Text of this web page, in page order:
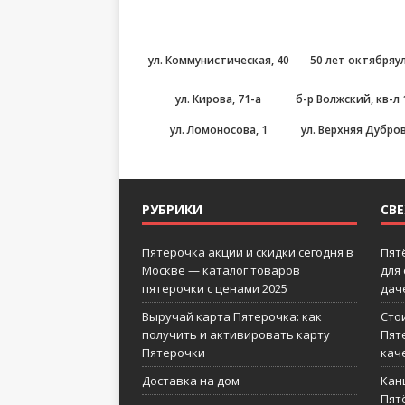
ул. Коммунистическая, 40 50 лет
ул. Кирова, 71-а
б-р Волжский, кв-л
ул. Ломоносова, 1
ул. Верхняя
РУБРИКИ
Пятерочка акции и скидки сегодня в
Москве — каталог товаров
пятерочки с ценами 2025
Выручай карта Пятерочка: как
получить и активировать карту
Пятерочки
Доставка на дом
для